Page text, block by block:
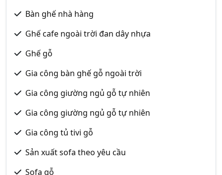
Bàn ghế nhà hàng
Ghế cafe ngoài trời đan dây nhựa
Ghế gỗ
Gia công bàn ghế gỗ ngoài trời
Gia công giường ngủ gỗ tự nhiên
Gia công giường ngủ gỗ tự nhiên
Gia công tủ tivi gỗ
Sản xuất sofa theo yêu cầu
Sofa gỗ